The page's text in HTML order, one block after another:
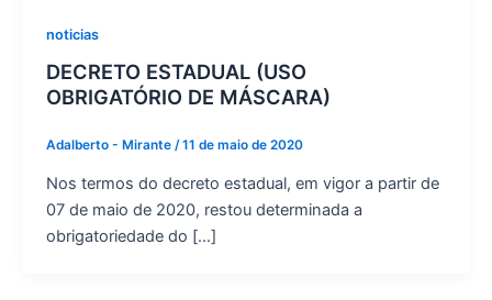
noticias
DECRETO ESTADUAL (USO
OBRIGATÓRIO DE MÁSCARA)
Adalberto - Mirante /11 de maio de 2020
Nos termos do decreto estadual, em vigor a partir de
07 de maio de 2020, restou determinada a
obrigatoriedade do […]